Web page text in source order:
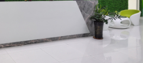
人员、掌握室内空气净化
治理实用技术和五项专利
技术、八项计算机软件著
作权登记证书等。研发实